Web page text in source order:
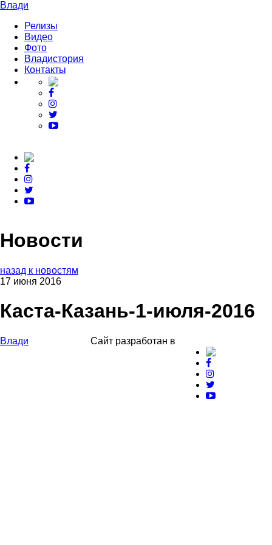
Влади
Релизы
Видео
Фото
Владистория
Контакты
Новости
назад к новостям
17 июня 2016
Каста-Казань-1-июля-2016
Влади Сайт разработан в